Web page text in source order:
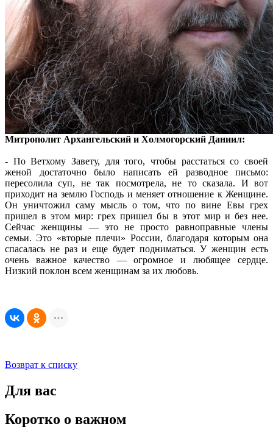
Митрополит Архангельский и Холмогорский Даниил:
- По Ветхому Завету, для того, чтобы расстаться со своей
женой достаточно было написать ей разводное письмо:
пересолила суп, не так посмотрела, не то сказала. И вот
приходит на землю Господь и меняет отношение к Женщине.
Он уничтожил саму мысль о том, что по вине Евы грех
пришел в этом мир: грех пришел бы в этот мир и без нее.
Сейчас женщины — это не просто равноправные члены
семьи. Это «вторые плечи» России, благодаря которым она
спасалась не раз и еще будет подниматься. У женщин есть
очень важное качество — огромное и любящее сердце.
Низкий поклон всем женщинам за их любовь.
Возврат к списку
Для вас
Коротко о важном